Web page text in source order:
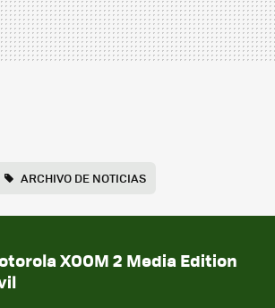
ARCHIVO DE NOTICIAS
XOOM 2 Media Edition